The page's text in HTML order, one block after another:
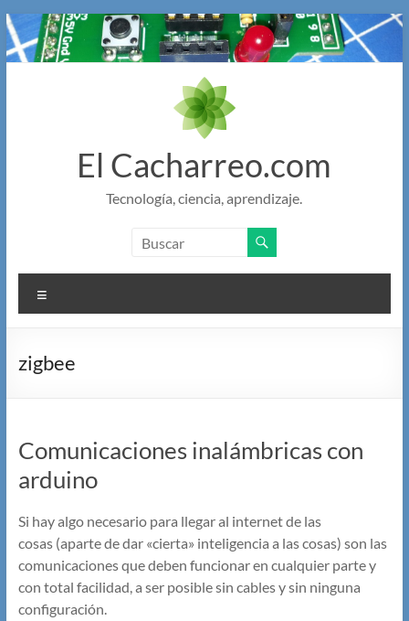
Saltar
al
contenido
El Cacharreo.com
Tecnología, ciencia, aprendizaje.
zigbee
Comunicaciones inalámbricas con
arduino
Si hay algo necesario para llegar al internet de las
cosas (aparte de dar «cierta» inteligencia a las cosas) son las
comunicaciones que deben funcionar en cualquier parte y
con total facilidad, a ser posible sin cables y sin ninguna
configuración.